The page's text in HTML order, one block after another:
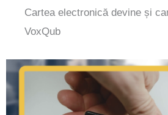
Cartea electronică devine și
VoxQub